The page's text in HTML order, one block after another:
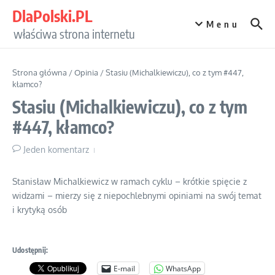
DlaPolski.PL
właściwa strona internetu
Menu
Strona główna /Opinia /Stasiu (Michalkiewiczu), co z tym #447,
kłamco?
Stasiu (Michalkiewiczu), co z tym
#447, kłamco?
Jeden komentarz
Stanisław Michalkiewicz w ramach cyklu – krótkie spięcie z
widzami – mierzy się z niepochlebnymi opiniami na swój temat
i krytyką osób
Udostępnij:
E-mail WhatsApp